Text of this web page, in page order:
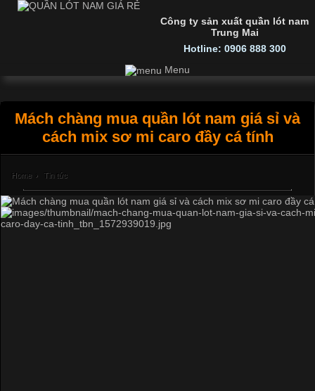
Công ty sản xuất quần lót nam
Trung Mai
Hotline: 0906 888 300
Menu
Mách chàng mua quần lót nam giá sỉ và
cách mix sơ mi caro đầy cá tính
Home › Tin tức